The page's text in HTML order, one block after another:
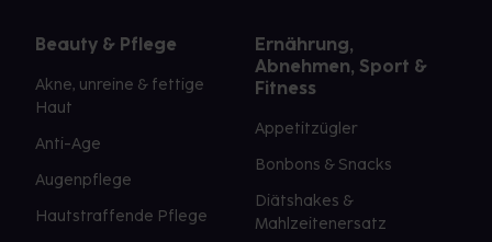
Beauty & Pflege
Akne, unreine & fettige
Haut
Anti-Age
Augenpflege
Hautstraffende Pflege
Ernährung,
Abnehmen, Sport &
Fitness
Appetitzügler
Bonbons & Snacks
Diätshakes &
Mahlzeitenersatz